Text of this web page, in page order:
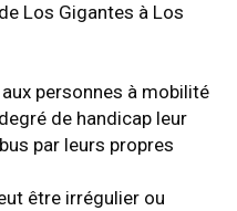
Los Gigantes à Los
personnes à mobilité
de handicap leur
par leurs propres
être irrégulier ou